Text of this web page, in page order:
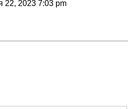
22, 2023 7:03 pm